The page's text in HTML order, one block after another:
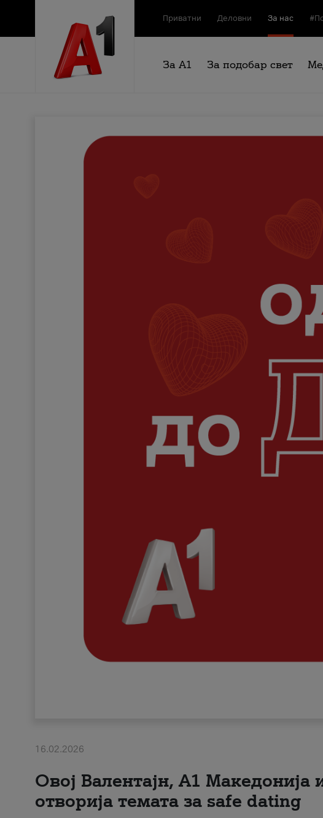
Приватни Деловни За нас
За А1 За подобар свет
16.02.2026
Овој Валентајн, A1 Македонија
отворија темата за safe dating